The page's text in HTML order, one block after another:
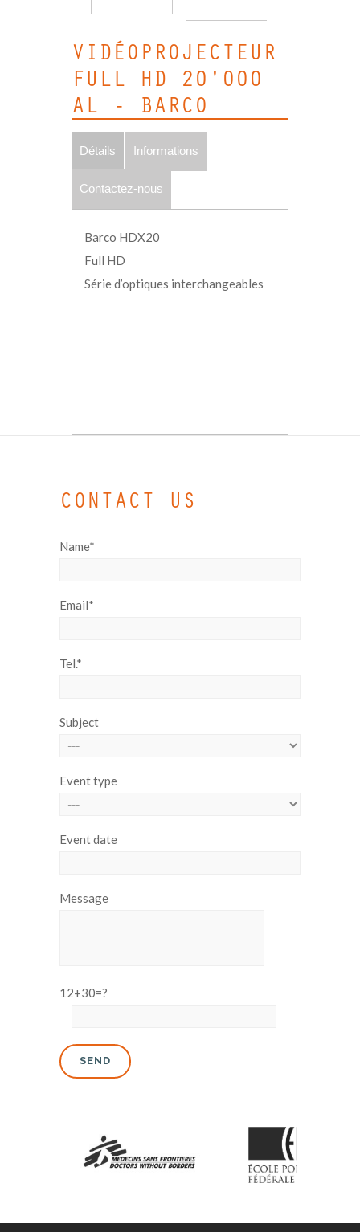
VIDÉOPROJECTEUR
FULL HD 20'000
AL - BARCO
Détails Informations
Contactez-nous
Barco HDX20
Full HD
Série d’optiques interchangeables
CONTACT US
Name*
Email*
Tel.*
Subject
Event type
Event date
Message
12+30=?